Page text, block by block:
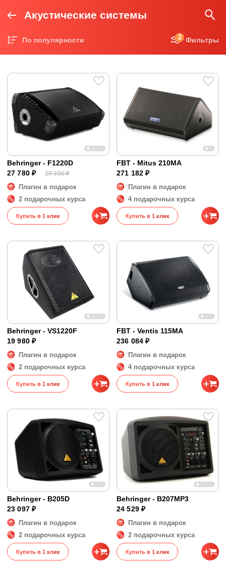
Акустические системы
По популярности Фильтры
2
Behringer - F1220D
27 780 ₽
29 390 ₽
Плагин в подарок
2 подарочных курса
Купить в 1 клик
FBT - Mitus 210MA
271 182 ₽
Плагин в подарок
4 подарочных курса
Купить в 1 клик
Behringer - VS1220F
19 980 ₽
Плагин в подарок
2 подарочных курса
Купить в 1 клик
FBT - Ventis 115MA
236 084 ₽
Плагин в подарок
4 подарочных курса
Купить в 1 клик
Behringer - B205D
23 097 ₽
Плагин в подарок
2 подарочных курса
Купить в 1 клик
Behringer - B207MP3
24 529 ₽
Плагин в подарок
2 подарочных курса
Купить в 1 клик